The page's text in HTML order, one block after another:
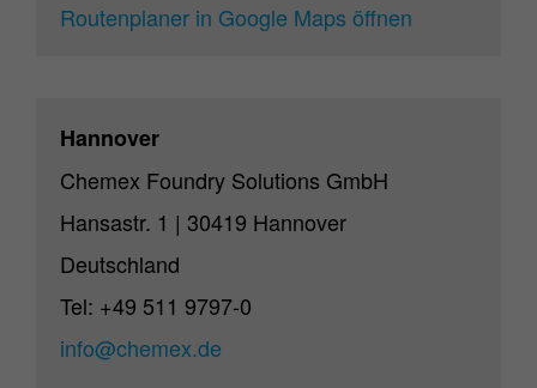
Routenplaner in Google Maps öffnen
Hannover
Chemex Foundry Solutions GmbH
Hansastr. 1 | 30419 Hannover
Deutschland
Tel: +49 511 9797-0
info@chemex.de